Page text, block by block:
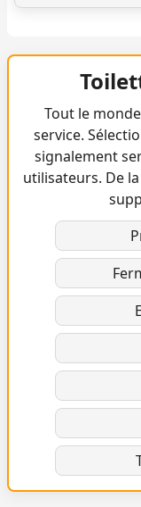
Tout le
service.
signalement
utilisateurs. De